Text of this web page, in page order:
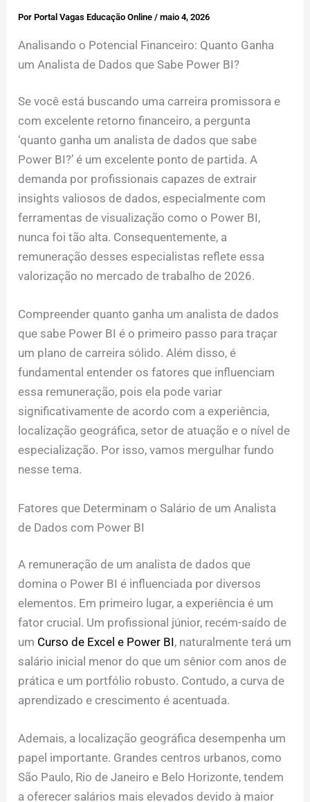
PorPortal Vagas Educação Online/maio 4, 2026
Analisando o Potencial Financeiro: Quanto Ganha
um Analista de Dados que Sabe Power BI?
Se você está buscando uma carreira promissora e
com excelente retorno financeiro, a pergunta
‘quanto ganha um analista de dados que sabe
Power BI?’ é um excelente ponto de partida. A
demanda por profissionais capazes de extrair
insights valiosos de dados, especialmente com
ferramentas de visualização como o Power BI,
nunca foi tão alta. Consequentemente, a
remuneração desses especialistas reflete essa
valorização no mercado de trabalho de 2026.
Compreender quanto ganha um analista de dados
que sabe Power BI é o primeiro passo para traçar
um plano de carreira sólido. Além disso, é
fundamental entender os fatores que influenciam
essa remuneração, pois ela pode variar
significativamente de acordo com a experiência,
localização geográfica, setor de atuação e o nível de
especialização. Por isso, vamos mergulhar fundo
nesse tema.
Fatores que Determinam o Salário de um Analista
de Dados com Power BI
A remuneração de um analista de dados que
domina o Power BI é influenciada por diversos
elementos. Em primeiro lugar, a experiência é um
fator crucial. Um profissional júnior, recém-saído de
um Curso de Excel e Power BI, naturalmente terá um
salário inicial menor do que um sênior com anos de
prática e um portfólio robusto. Contudo, a curva de
aprendizado e crescimento é acentuada.
Ademais, a localização geográfica desempenha um
papel importante. Grandes centros urbanos, como
São Paulo, Rio de Janeiro e Belo Horizonte, tendem
a oferecer salários mais elevados devido à maior